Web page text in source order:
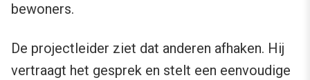
bewoners.
De projectleider ziet dat anderen afhaken. Hij
vertraagt het gesprek en stelt een eenvoudige